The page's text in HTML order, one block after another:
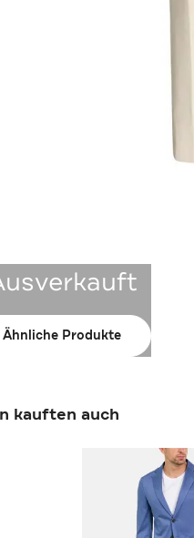
Ähnliche Produkte
kauften auch